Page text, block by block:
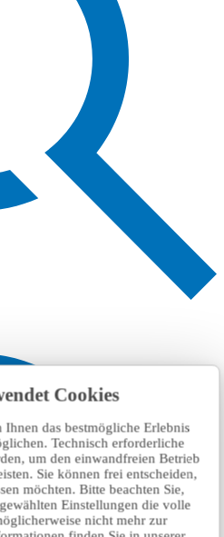
Cookies
das bestmögliche Erlebnis
Technisch erforderliche
um den einwandfreien Betrieb
Sie können frei entscheiden,
möchten. Bitte beachten Sie,
Einstellungen die volle
nicht mehr zur